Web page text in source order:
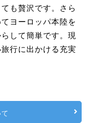
も贅沢です。さら
ヨーロッパ本陸を
して簡単です。現
行に出かける充実